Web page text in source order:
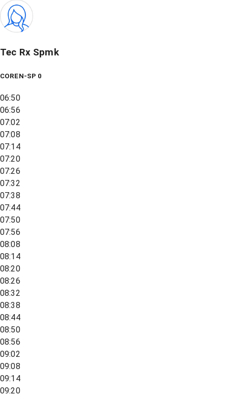
Tec Rx Spmk
COREN-SP 0
06:50
06:56
07:02
07:08
07:14
07:20
07:26
07:32
07:38
07:44
07:50
07:56
08:08
08:14
08:20
08:26
08:32
08:38
08:44
08:50
08:56
09:02
09:08
09:14
09:20